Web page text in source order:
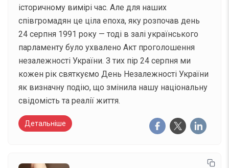
історичному вимірі час. Але для наших
співгромадян це ціла епоха, яку розпочав день
24 серпня 1991 року — тоді в залі українського
парламенту було ухвалено Акт проголошення
незалежності України. З тих пір 24 серпня ми
кожен рік святкуємо День Незалежності України
як визначну подію, що змінила нашу національну
свідомість та реалії життя.
Детальніше